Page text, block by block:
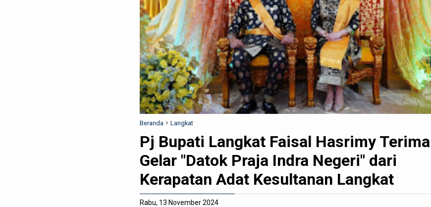
Beranda Langkat
Pj Bupati Langkat Faisal Hasrimy Terima
Gelar "Datok Praja Indra Negeri" dari
Kerapatan Adat Kesultanan Langkat
Rabu, 13 November 2024